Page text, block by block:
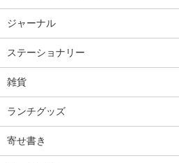
ジャーナル
ステーショナリー
雑貨
ランチグッズ
寄せ書き